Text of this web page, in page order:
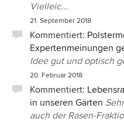
Vielleic...
21. September 2018
Kommentiert:
Expertenmeinungen
Idee gut und optisch
20. Februar 2018
Kommentiert:
in unseren Gärten
auch der Rasen-